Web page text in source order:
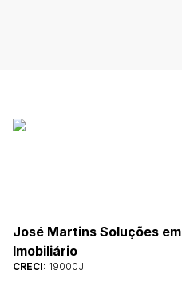
José Martins Soluções
Imobiliário
CRECI: 19000J